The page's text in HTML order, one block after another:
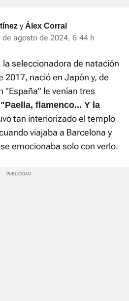
y Álex Corral
de agosto de 2024, 6:44 h
la seleccionadora de natación
2017, nació en Japón y, de
"España" le venían tres
"Paella, flamenco... Y la
tan interiorizado el templo
viajaba a Barcelona y
emocionaba solo con verlo.